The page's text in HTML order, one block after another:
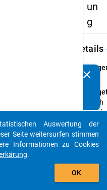
un
g
Details
8.2
Nach
fand
clear
auto_stories
add_shopping_cart
Auswertung der
Seite weitersurfen stimmen
Informationen zu Cookies
.
OK